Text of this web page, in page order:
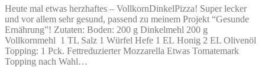
Heute mal etwas herzhaftes – VollkornDinkelPizza! Super lecker
und vor allem sehr gesund, passend zu meinem Projekt “Gesunde
Ernährung”! Zutaten: Boden: 200 g Dinkelmehl 200 g
Vollkornmehl 1 TL Salz 1 Würfel Hefe 1 EL Honig 2 EL Olivenöl
Topping: 1 Pck. Fettreduzierter Mozzarella Etwas Tomatemark
Topping nach Wahl…